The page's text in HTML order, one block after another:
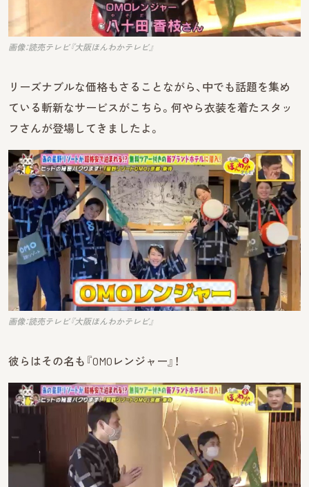
画像：読売テレビ『大阪ほんわかテレビ』
リーズナブルな価格もさることながら、中でも話題を集め
ている斬新なサービスがこちら。何やら衣装を着たスタッ
フさんが登場してきましたよ。
画像：読売テレビ『大阪ほんわかテレビ』
彼らはその名も『OMOレンジャー』！